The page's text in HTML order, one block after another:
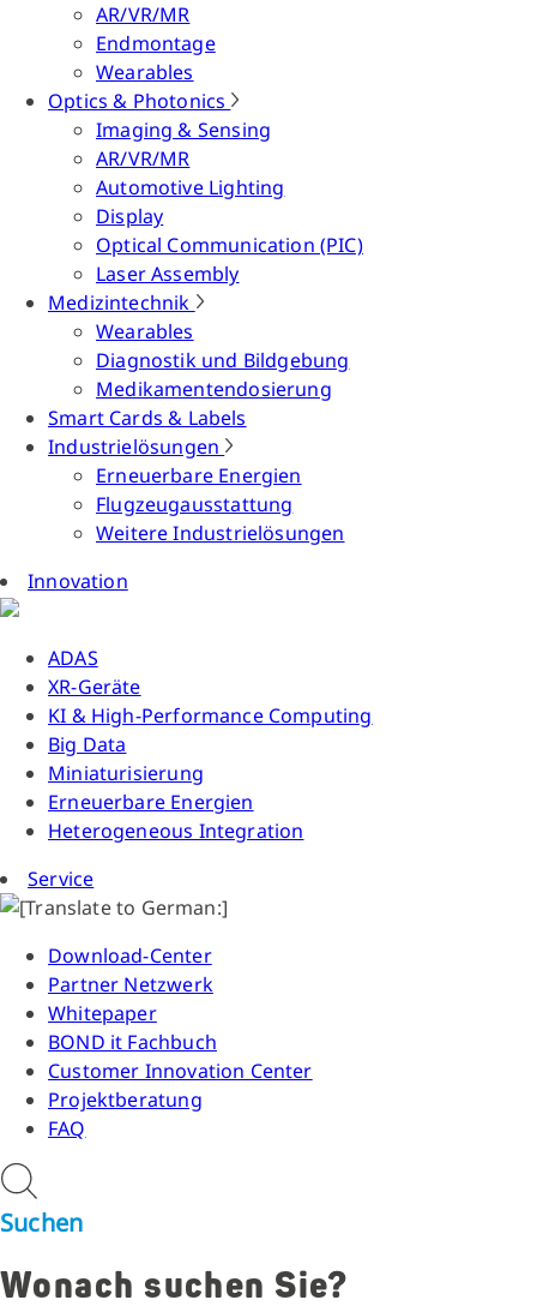
AR/VR/MR
Endmontage
Wearables
Optics & Photonics
Imaging & Sensing
AR/VR/MR
Automotive Lighting
Display
Optical Communication (PIC)
Laser Assembly
Medizintechnik
Wearables
Diagnostik und Bildgebung
Medikamentendosierung
Smart Cards & Labels
Industrielösungen
Erneuerbare Energien
Flugzeugausstattung
Weitere Industrielösungen
Innovation
ADAS
XR-Geräte
KI & High-Performance Computing
Big Data
Miniaturisierung
Erneuerbare Energien
Heterogeneous Integration
Service
Download-Center
Partner Netzwerk
Whitepaper
BOND it Fachbuch
Customer Innovation Center
Projektberatung
FAQ
Suchen
Wonach suchen Sie?